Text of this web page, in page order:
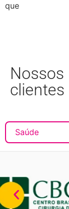
que
Nossos
clientes
Saúde